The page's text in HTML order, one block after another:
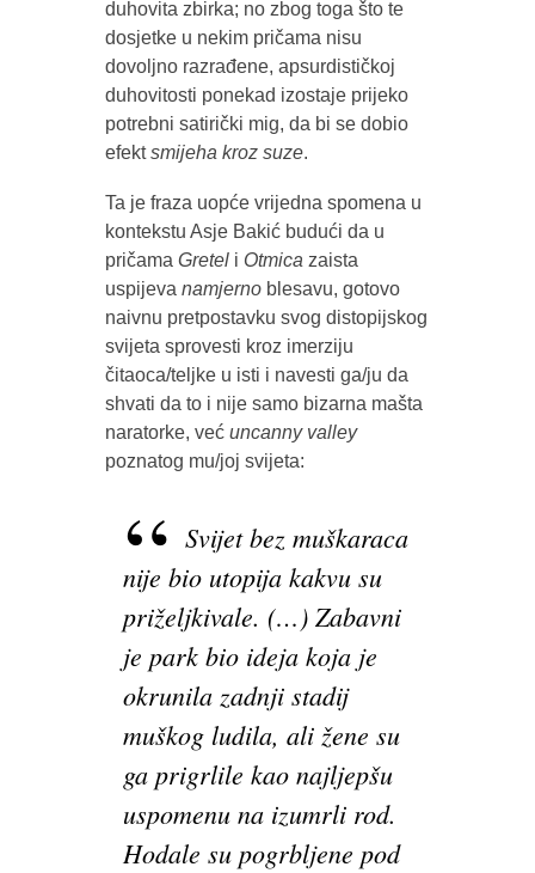
duhovita zbirka; no zbog toga što te
dosjetke u nekim pričama nisu
dovoljno razrađene, apsurdističkoj
duhovitosti ponekad izostaje prijeko
potrebni satirički mig, da bi se dobio
efektsmijeha kroz suze.
Ta je fraza uopće vrijedna spomena u
kontekstu Asje Bakić budući da u
pričama Greteli Otmicazaista
uspijeva namjernoblesavu, gotovo
naivnu pretpostavku svog distopijskog
svijeta sprovesti kroz imerziju
čitaoca/teljke u isti i navesti ga/ju da
shvati da to i nije samo bizarna mašta
naratorke, već uncanny valley
poznatog mu/joj svijeta:
Svijet bez muškaraca
nije bio utopija kakvu su
priželjkivale. (…) Zabavni
je park bio ideja koja je
okrunila zadnji stadij
muškog ludila, ali žene su
ga prigrlile kao najljepšu
uspomenu na izumrli rod.
Hodale su pogrbljene pod